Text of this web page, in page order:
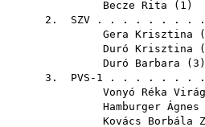
Becze Rita ( 1
2. SZV . . . . . . . . .
Gera Krisztina (
Duró Krisztina (
Duró Barbara ( 3
3. PVS-1 . . . . . . .
Vonyó Réka Virág
Hamburger Ágnes
Kovács Borbála